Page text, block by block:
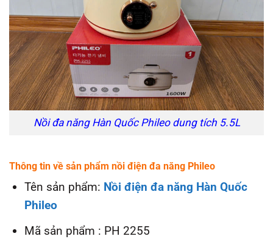
Nồi đa năng Hàn Quốc Phileo dung tích 5.5L
Thông tin về sản phẩm nồi điện đa năng Phileo
Tên sản phẩm: Nồi điện đa năng Hàn Quốc
Phileo
Mã sản phẩm : PH 2255